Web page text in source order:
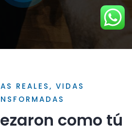
REALES, VIDAS
como tú